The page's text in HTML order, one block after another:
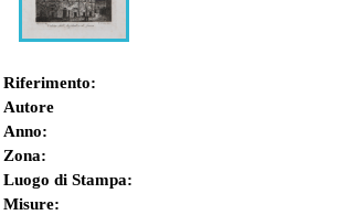
Riferimento:
Autore
Anno:
Zona:
Luogo di Stampa:
Misure: